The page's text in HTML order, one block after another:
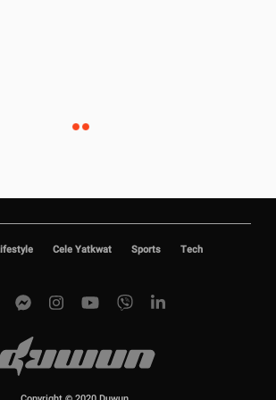
Cele Yatkwat Sports Tech